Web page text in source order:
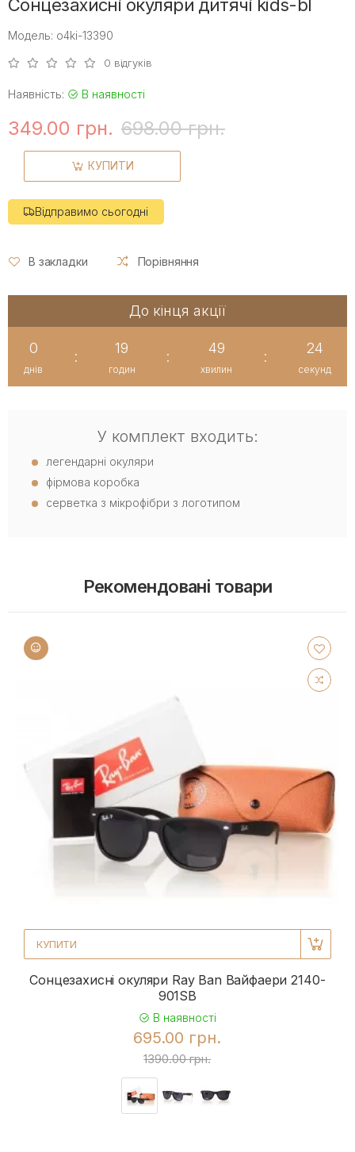
Сонцезахисні окуляри дитячі kids-bl
Модель: o4ki-13390
0 відгуків
Наявність: В наявності
349.00 грн. 698.00 грн.
КУПИТИ
Відправимо сьогодні
В закладки Порівняння
До кінця акції
0
днів
:
19
годин
:
49
хвилин
:
23
секунд
У комплект входить:
легендарні окуляри
фірмова коробка
серветка з мікрофібри з логотипом
Рекомендовані товари
КУПИТИ
Сонцезахисні окуляри Ray Ban Вайфаери 2140-
901SB
В наявності
695.00 грн.
1390.00 грн.